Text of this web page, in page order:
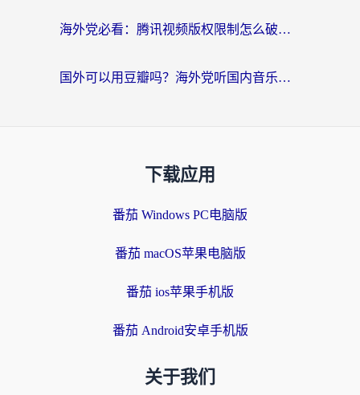
海外党必看：腾讯视频版权限制怎么破？3步让你轻松追剧
国外可以用豆瓣吗？海外党听国内音乐听书的实用指南
下载应用
番茄 Windows PC电脑版
番茄 macOS苹果电脑版
番茄 ios苹果手机版
番茄 Android安卓手机版
关于我们